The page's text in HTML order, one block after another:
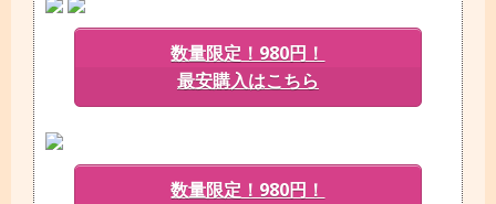
数量限定！980円！
最安購入はこちら
数量限定！980円！